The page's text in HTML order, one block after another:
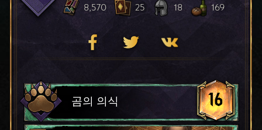
8,570 25 18 169
곰의 의식 16